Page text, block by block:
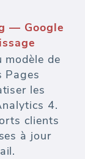
— Google
modèle de
Pages
les
4.
clients
à jour